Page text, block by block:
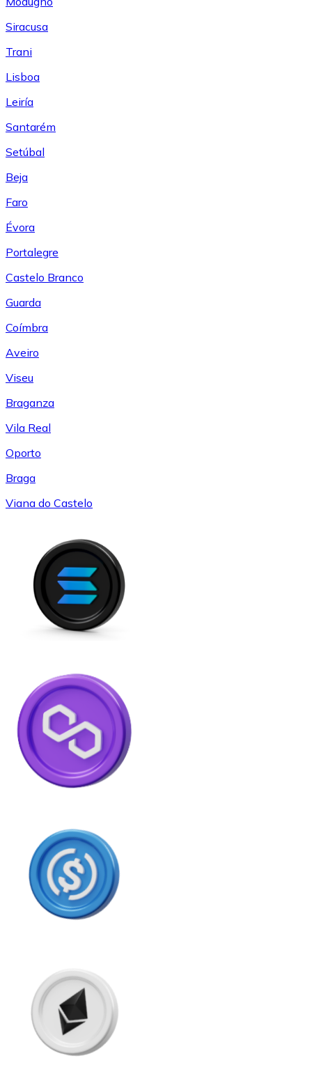
Siracusa
Trani
Lisboa
Leiría
Santarém
Setúbal
Beja
Faro
Évora
Portalegre
Castelo Branco
Guarda
Coímbra
Aveiro
Viseu
Braganza
Vila Real
Oporto
Braga
Viana do Castelo